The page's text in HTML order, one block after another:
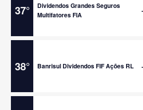
37°
Dividendos Grandes Seguros
Multifatores FIA
38° Banrisul Dividendos FIF Ações RL